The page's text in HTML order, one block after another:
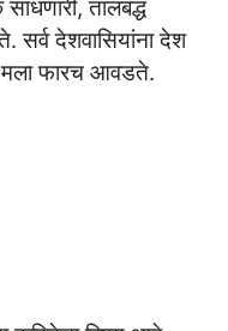
तालबद्ध
सर्व देशवासियांना देश
मला फारच आवडते.